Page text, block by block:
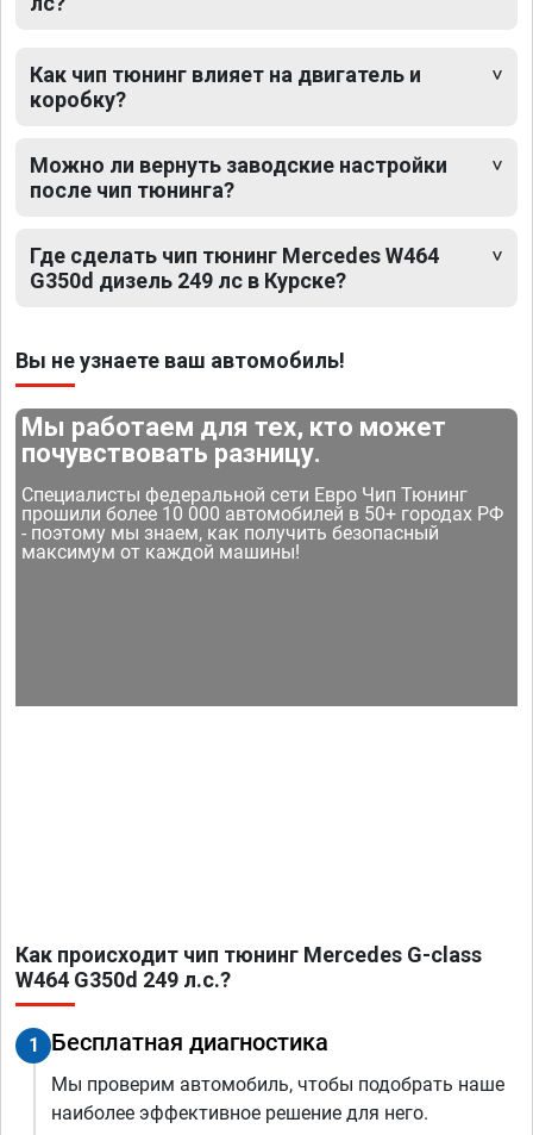
Как чип тюнинг влияет на двигатель и
коробку?
Можно ли вернуть заводские настройки
после чип тюнинга?
Где сделать чип тюнинг Mercedes W464
G350d дизель 249 лс в Курске?
Вы не узнаете ваш автомобиль!
Мы работаем для тех, кто может
почувствовать разницу.
Специалисты федеральной сети Евро Чип Тюнинг
прошили более 10 000 автомобилей в 50+ городах РФ
- поэтому мы знаем, как получить безопасный
максимум от каждой машины!
Как происходит чип тюнинг Mercedes G-class
W464 G350d 249 л.с.?
1 Бесплатная диагностика
Мы проверим автомобиль, чтобы подобрать наше
наиболее эффективное решение для него.